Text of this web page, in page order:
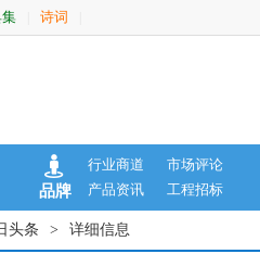
诗词
品牌
行业商道
市场评论
产品资讯
工程招标
头条 > 详细信息